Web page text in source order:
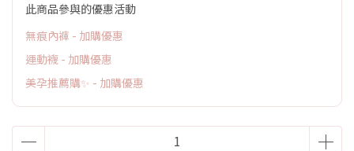
此商品參與的優惠活動
無痕內褲 - 加購優惠
運動襪 - 加購優惠
美孕推薦購✨ - 加購優惠